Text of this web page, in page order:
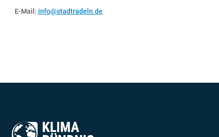
E-Mail: info@stadtradeln.de